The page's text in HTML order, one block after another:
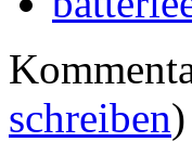
schreiben)